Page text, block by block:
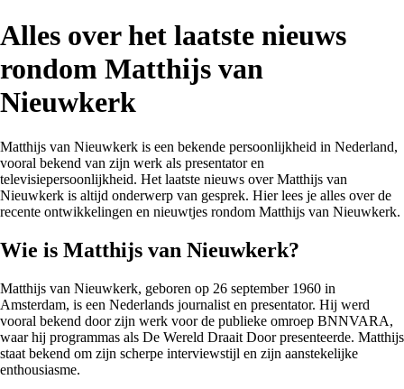
Alles over het laatste nieuws
rondom Matthijs van
Nieuwkerk
Matthijs van Nieuwkerk is een bekende persoonlijkheid in Nederland,
vooral bekend van zijn werk als presentator en
televisiepersoonlijkheid. Het laatste nieuws over Matthijs van
Nieuwkerk is altijd onderwerp van gesprek. Hier lees je alles over de
recente ontwikkelingen en nieuwtjes rondom Matthijs van Nieuwkerk.
Wie is Matthijs van Nieuwkerk?
Matthijs van Nieuwkerk, geboren op 26 september 1960 in
Amsterdam, is een Nederlands journalist en presentator. Hij werd
vooral bekend door zijn werk voor de publieke omroep BNNVARA,
waar hij programmas als De Wereld Draait Door presenteerde. Matthijs
staat bekend om zijn scherpe interviewstijl en zijn aanstekelijke
enthousiasme.